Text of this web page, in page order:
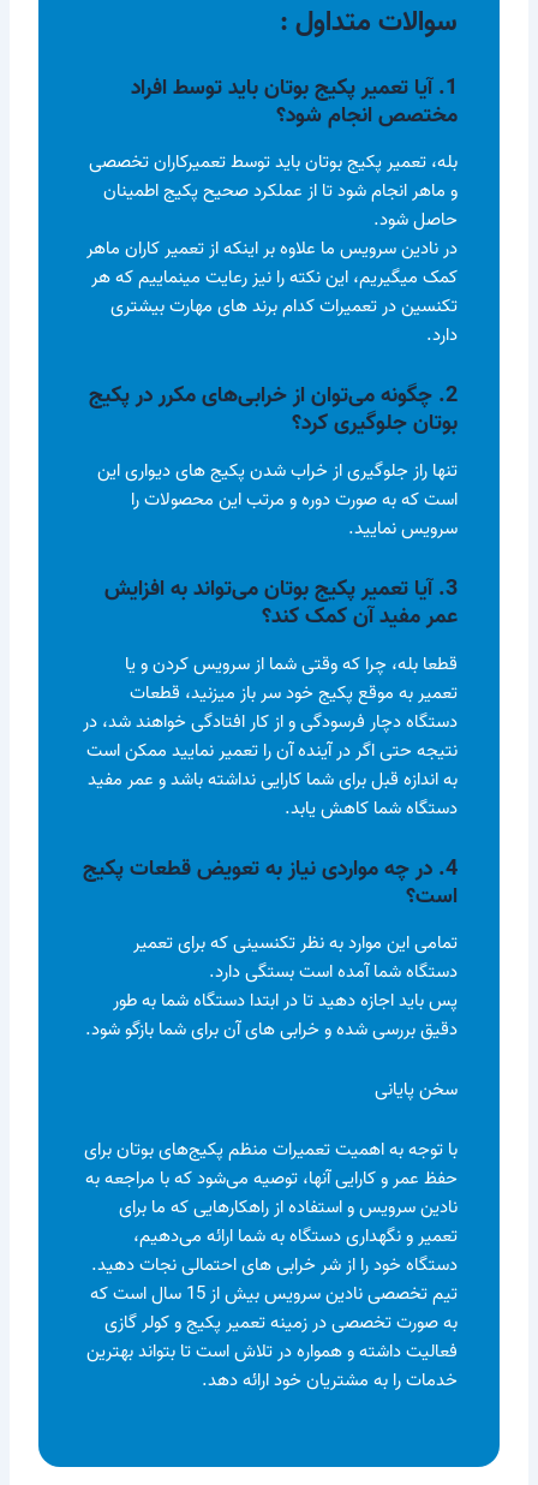
سوالات متداول :
1. آیا تعمیر پکیج بوتان باید توسط افراد
مختصص انجام شود؟
بله، تعمیر پکیج بوتان باید توسط تعمیرکاران تخصصی
و ماهر انجام شود تا از عملکرد صحیح پکیج اطمینان
حاصل شود.
در نادین سرویس ما علاوه بر اینکه از تعمیر کاران ماهر
کمک میگیریم، این نکته را نیز رعایت مینماییم که هر
تکنسین در تعمیرات کدام برند های مهارت بیشتری
دارد.
2. چگونه می‌توان از خرابی‌های مکرر در پکیج
بوتان جلوگیری کرد؟
تنها راز جلوگیری از خراب شدن پکیج های دیواری این
است که به صورت دوره و مرتب این محصولات را
سرویس نمایید.
3. آیا تعمیر پکیج بوتان می‌تواند به افزایش
عمر مفید آن کمک کند؟
قطعا بله، چرا که وقتی شما از سرویس کردن و یا
تعمیر به موقع پکیج خود سر باز میزنید، قطعات
دستگاه دچار فرسودگی و از کار افتادگی خواهند شد، در
نتیجه حتی اگر در آینده آن را تعمیر نمایید ممکن است
به اندازه قبل برای شما کارایی نداشته باشد و عمر مفید
دستگاه شما کاهش یابد.
4. در چه مواردی نیاز به تعویض قطعات پکیج
است؟
تمامی این موارد به نظر تکنسینی که برای تعمیر
دستگاه شما آمده است بستگی دارد.
پس باید اجازه دهید تا در ابتدا دستگاه شما به طور
دقیق بررسی شده و خرابی های آن برای شما بازگو شود.
سخن پایانی
با توجه به اهمیت تعمیرات منظم پکیج‌های بوتان برای
حفظ عمر و کارایی آنها، توصیه می‌شود که با مراجعه به
نادین سرویس و استفاده از راهکارهایی که ما برای
تعمیر و نگهداری دستگاه به شما ارائه می‌دهیم،
دستگاه خود را از شر خرابی های احتمالی نجات دهید.
تیم تخصصی نادین سرویس بیش از 15 سال است که
به صورت تخصصی در زمینه تعمیر پکیج و کولر گازی
فعالیت داشته و همواره در تلاش است تا بتواند بهترین
خدمات را به مشتریان خود ارائه دهد.